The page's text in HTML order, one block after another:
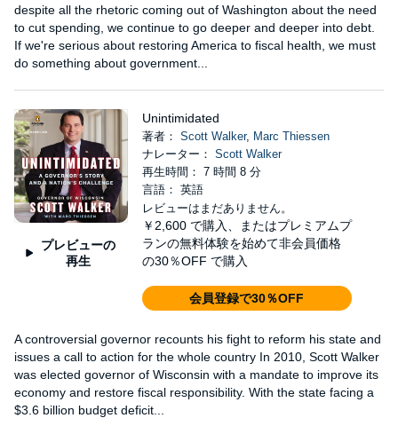
despite all the rhetoric coming out of Washington about the need
to cut spending, we continue to go deeper and deeper into debt.
If we're serious about restoring America to fiscal health, we must
do something about government...
プレビューの
再生
Unintimidated
著者： Scott Walker, Marc Thiessen
ナレーター： Scott Walker
再生時間： 7 時間 8 分
言語： 英語
レビューはまだありません。
￥2,600 で購入、またはプレミアムプ
ランの無料体験を始めて非会員価格
の30％OFF で購入
会員登録で30％OFF
A controversial governor recounts his fight to reform his state and
issues a call to action for the whole country In 2010, Scott Walker
was elected governor of Wisconsin with a mandate to improve its
economy and restore fiscal responsibility. With the state facing a
$3.6 billion budget deficit...